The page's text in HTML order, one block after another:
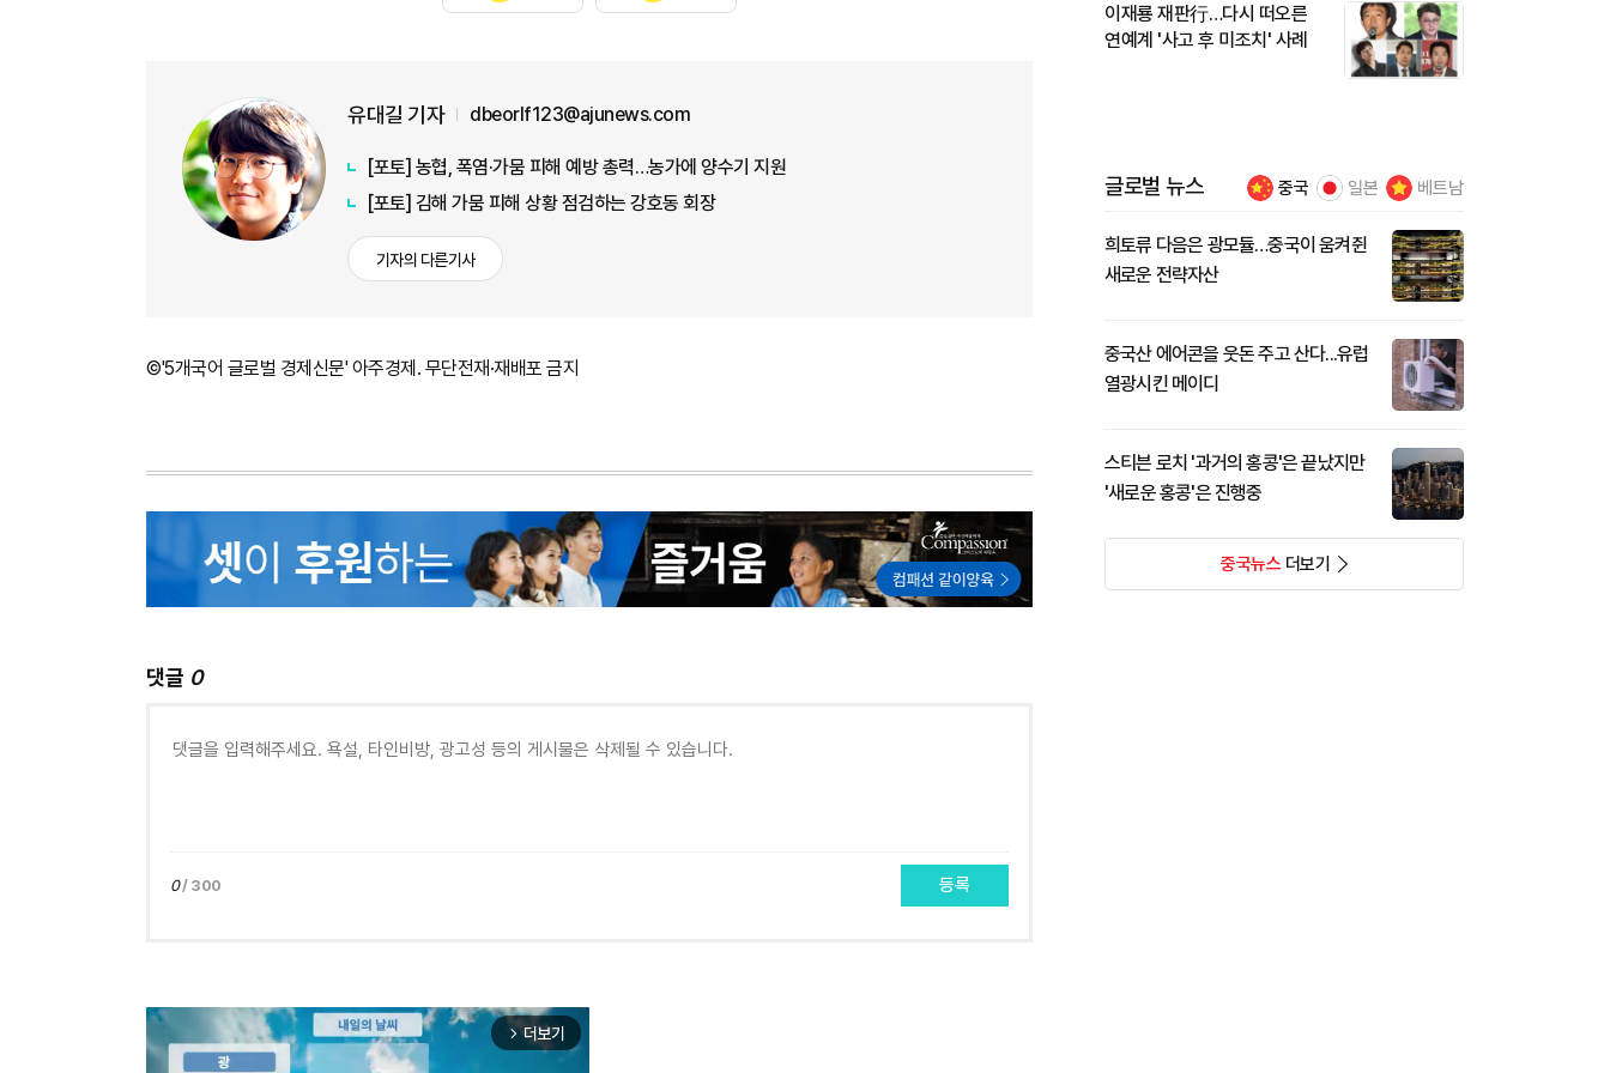
유대길 기자 dbeorlf123@ajunews.com
[포토] 농협, 폭염·가뭄 피해 예방 총력…농가에 양수기 지원
[포토] 김해 가뭄 피해 상황 점검하는 강호동 회장
기자의 다른기사
©'5개국어 글로벌 경제신문' 아주경제. 무단전재·재배포 금지
댓글 0
0/ 300 등록
arrow_forward_ios 더보기
이재룡 재판行…다시 떠오른
연예계 '사고 후 미조치' 사례
글로벌 뉴스 중국 일본 베트남
희토류 다음은 광모듈…중국이 움켜쥔
새로운 전략자산
중국산 에어콘을 웃돈 주고 산다...유럽
열광시킨 메이디
스티븐 로치 '과거의 홍콩'은 끝났지만
'새로운 홍콩'은 진행중
중국뉴스더보기